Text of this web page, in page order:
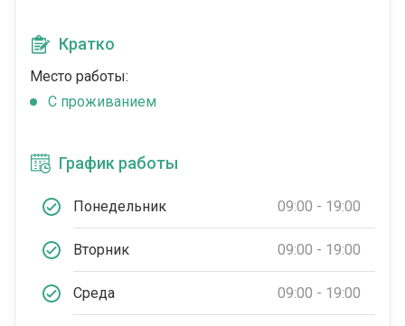
Кратко
Место работы:
C проживанием
График работы
Понедельник 09:00 - 19:00
Вторник 09:00 - 19:00
Среда 09:00 - 19:00